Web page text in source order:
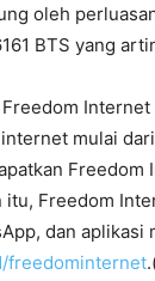
oleh
BTS yang
mulai
itu, Freedom
dan
freedominternet